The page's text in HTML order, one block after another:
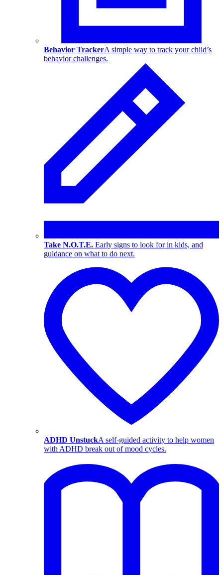
Behavior TrackerA simple way to track your child’s
behavior challenges.
Take N.O.T.E. Early signs to look for in kids, and
guidance on what to do next.
ADHD UnstuckA self-guided activity to help women
with ADHD break out of mood cycles.